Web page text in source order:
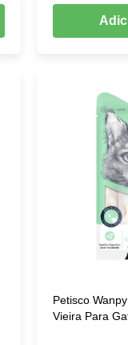
Petisco
Vieira Para